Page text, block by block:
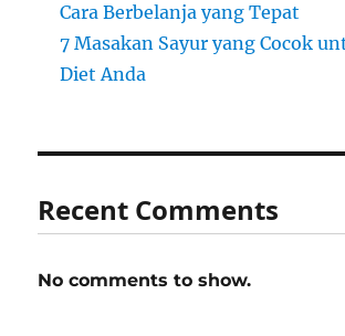
Cara Berbelanja yang Tepat
7 Masakan Sayur yang Cocok
Diet Anda
Recent Comments
No comments to show.